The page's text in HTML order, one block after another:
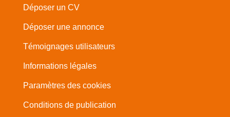
Déposer un CV
Déposer une annonce
Témoignages utilisateurs
Informations légales
Paramètres des cookies
Conditions de publication